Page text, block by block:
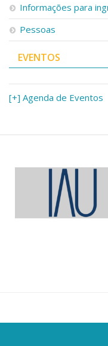
Informações para
Pessoas
EVENTOS
[+] Agenda de Eventos